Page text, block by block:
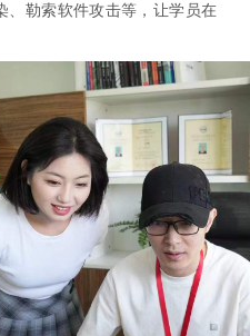
、勒索软件攻击等，让学员在